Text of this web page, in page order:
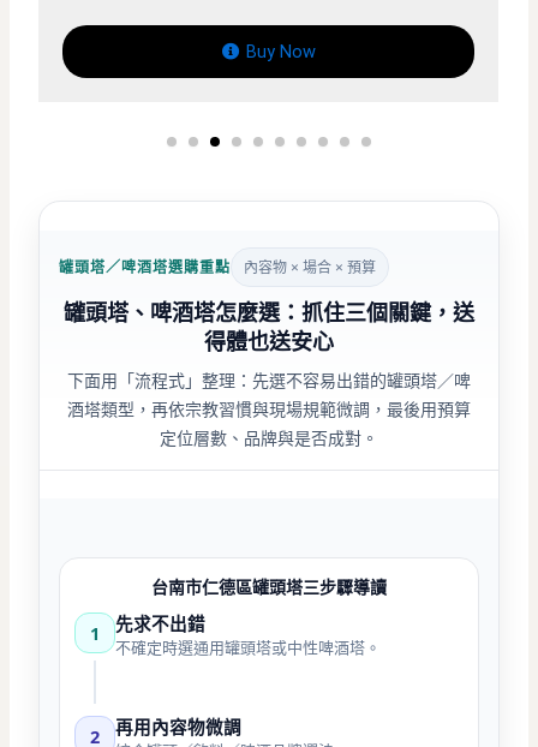
Buy Now
罐頭塔／啤酒塔選購重點 內容物 × 場合 × 預算
罐頭塔、啤酒塔怎麼選：抓住三個關鍵，送
得體也送安心
下面用「流程式」整理：先選不容易出錯的罐頭塔／啤
酒塔類型，再依宗教習慣與現場規範微調，最後用預算
定位層數、品牌與是否成對。
台南市仁德區罐頭塔三步驟導讀
1 先求不出錯
不確定時選通用罐頭塔或中性啤酒塔。
2 再用內容物微調